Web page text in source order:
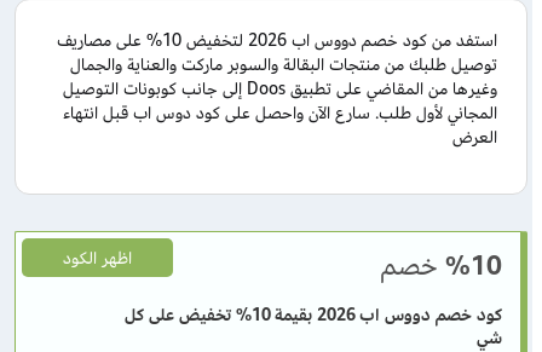
استفد من كود خصم دووس اب 2026 لتخفيض 10% على مصاريف
توصيل طلبك من منتجات البقالة والسوبر ماركت والعناية والجمال
وغيرها من المقاضي على تطبيق Doos إلى جانب كوبونات التوصيل
المجاني لأول طلب. سارع الآن واحصل على كود دوس اب قبل انتهاء
العرض
%10 خصم
كود خصم دووس اب 2026 بقيمة 10% تخفيض على كل
شي
اظهر الكود